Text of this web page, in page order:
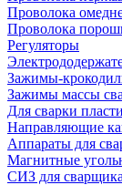
Проволока
Проволока
Регуляторы
Зажимы-
Зажимы массы
Для сварки
Направляющие
Аппараты для
Магнитные
СИЗ для сварщика